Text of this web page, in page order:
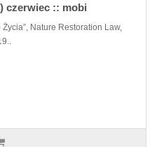
czerwiec :: mobi
Nature Restoration Law,